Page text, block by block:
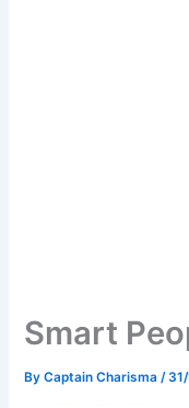
Smart
ByCaptain Charisma /